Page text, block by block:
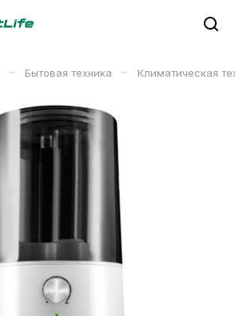
– Бытовая техника – Климатическая